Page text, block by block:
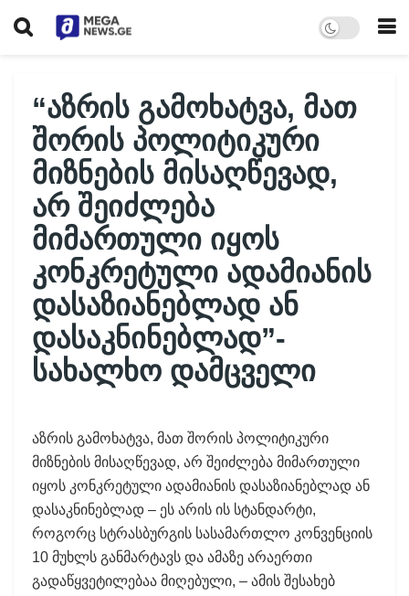
“აზრის გამოხატვა, მათ
შორის პოლიტიკური
მიზნების მისაღწევად,
არ შეიძლება
მიმართული იყოს
კონკრეტული ადამიანის
დასაზიანებლად ან
დასაკნინებლად”-
სახალხო დამცველი
აზრის გამოხატვა, მათ შორის პოლიტიკური
მიზნების მისაღწევად, არ შეიძლება მიმართული
იყოს კონკრეტული ადამიანის დასაზიანებლად ან
დასაკნინებლად – ეს არის ის სტანდარტი,
როგორც სტრასბურგის სასამართლო კონვენციის
10 მუხლს განმარტავს და ამაზე არაერთი
გადაწყვეტილებაა მიღებული, – ამის შესახებ